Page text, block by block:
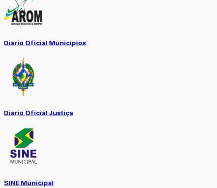
Diário Oficial Municípios
Diario Oficial Justiça
SINE Municipal